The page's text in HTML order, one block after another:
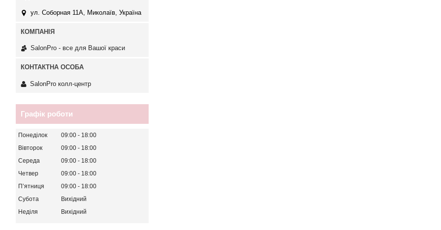
ул. Соборная 11А, Миколаїв, Україна
SalonPro - все для Вашої краси
SalonPro колл-центр
Графік роботи
Понеділок 09:00
18:00
Вівторок
09:00
18:00
Середа
09:00
18:00
Четвер
09:00
18:00
Пʼятниця
09:00
18:00
Субота
Вихідний
Неділя
Вихідний